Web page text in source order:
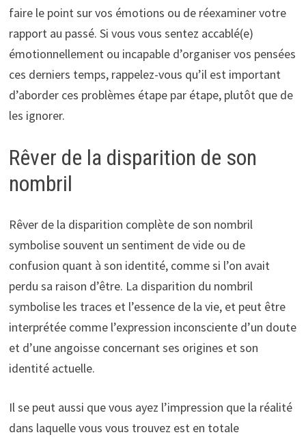
faire le point sur vos émotions ou de réexaminer votre
rapport au passé. Si vous vous sentez accablé(e)
émotionnellement ou incapable d’organiser vos pensées
ces derniers temps, rappelez-vous qu’il est important
d’aborder ces problèmes étape par étape, plutôt que de
les ignorer.
Rêver de la disparition de son
nombril
Rêver de la disparition complète de son nombril
symbolise souvent un sentiment de vide ou de
confusion quant à son identité, comme si l’on avait
perdu sa raison d’être. La disparition du nombril
symbolise les traces et l’essence de la vie, et peut être
interprétée comme l’expression inconsciente d’un doute
et d’une angoisse concernant ses origines et son
identité actuelle.
Il se peut aussi que vous ayez l’impression que la réalité
dans laquelle vous vous trouvez est en totale